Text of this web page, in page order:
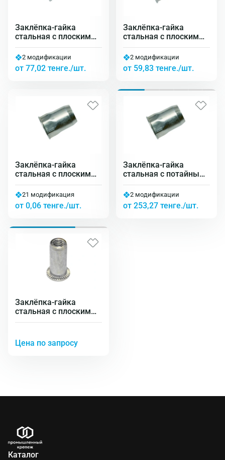
Заклёпка-гайка
стальная с плоским
бортиком
шестигранная
закрытая
2 модификации
от 77,02 тенге./шт.
Заклёпка-гайка
стальная с плоским
уменьшенным
бортиком
2 модификации
от 59,83 тенге./шт.
Заклёпка-гайка
стальная с плоским
уменьшенным
бортиком рифлёная
21 модификация
от 0,06 тенге./шт.
Заклёпка-гайка
стальная с потайным
уменьшенным
бортиком
шестигранная 1/2
2 модификации
от 253,27 тенге./шт.
Заклёпка-гайка
стальная с плоским
бортиком удлинённая
Цена по запросу
Каталог